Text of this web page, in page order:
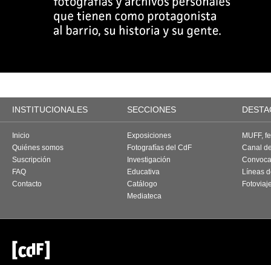
INSTITUCIONALES SECCIONES
Inicio
Quiénes somos
Suscripción
FAQ
Contacto
Exposiciones
Fotografías del CdF
Investigación
Educativa
Catálogo
Mediateca
MUFF,
Canal
Líneas